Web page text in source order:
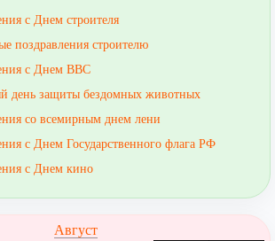
с Днем строителя
поздравления строителю
с Днем ВВС
день защиты бездомных животных
со всемирным днем лени
с Днем Государственного флага РФ
с Днем кино
Август